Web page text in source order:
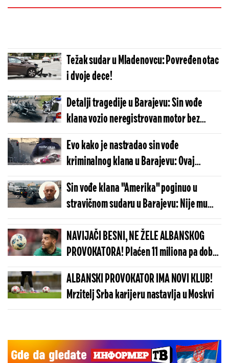
Težak sudar u Mladenovcu: Povređen otac
i dvoje dece!
Detalji tragedije u Barajevu: Sin vođe
klana vozio neregistrovan motor bez
dozvole, pravi skandal nastao tek nakon
udesa
Evo kako je nastradao sin vođe
kriminalnog klana u Barajevu: Ovaj
postupak ga koštao života
Sin vođe klana "Amerika" poginuo u
stravičnom sudaru u Barajevu: Nije mu
bilo spasa
NAVIJAČI BESNI, NE ŽELE ALBANSKOG
PROVOKATORA! Plaćen 11 miliona pa dobio
brutalnu poruku
ALBANSKI PROVOKATOR IMA NOVI KLUB!
Mrzitelj Srba karijeru nastavlja u Moskvi